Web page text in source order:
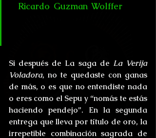
Ricardo Guzman Wolffer, Sepu
Si después de La saga de La Verija
Voladora, no te quedaste con ganas
de más, o es que no entendiste nada
o eres como el Sepu y “nomás te estás
haciendo pendejo”. En la segunda
entrega que lleva por título de oro, la